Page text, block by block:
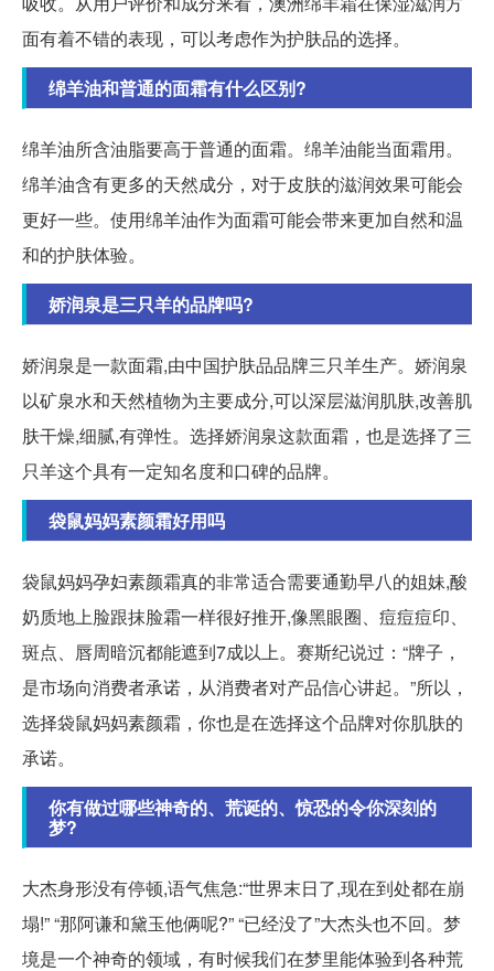
面有着不错的表现，可以考虑作为护肤品的选择。
绵羊油和普通的面霜有什么区别?
绵羊油所含油脂要高于普通的面霜。绵羊油能当面霜用。
绵羊油含有更多的天然成分，对于皮肤的滋润效果可能会
更好一些。使用绵羊油作为面霜可能会带来更加自然和温
和的护肤体验。
娇润泉是三只羊的品牌吗?
娇润泉是一款面霜,由中国护肤品品牌三只羊生产。娇润泉
以矿泉水和天然植物为主要成分,可以深层滋润肌肤,改善肌
肤干燥,细腻,有弹性。选择娇润泉这款面霜，也是选择了三
只羊这个具有一定知名度和口碑的品牌。
袋鼠妈妈素颜霜好用吗
袋鼠妈妈孕妇素颜霜真的非常适合需要通勤早八的姐妹,酸
奶质地上脸跟抹脸霜一样很好推开,像黑眼圈、痘痘痘印、
斑点、唇周暗沉都能遮到7成以上。赛斯纪说过：“牌子，
是市场向消费者承诺，从消费者对产品信心讲起。”所以，
选择袋鼠妈妈素颜霜，你也是在选择这个品牌对你肌肤的
承诺。
你有做过哪些神奇的、荒诞的、惊恐的令你深刻的
梦?
大杰身形没有停顿,语气焦急:“世界末日了,现在到处都在崩
塌!” “那阿谦和黛玉他俩呢?” “已经没了”大杰头也不回。梦
境是一个神奇的领域，有时候我们在梦里能体验到各种荒